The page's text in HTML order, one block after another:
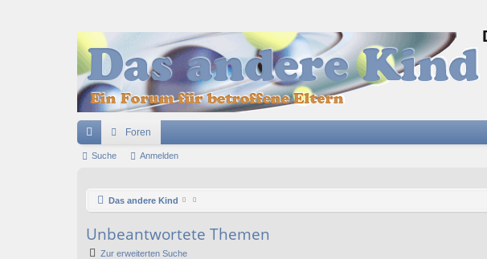
ch
ug
riff
Foren
Suche Anmelden
Das andere Kind
Unbeantwortete Themen
Zur erweiterten Suche